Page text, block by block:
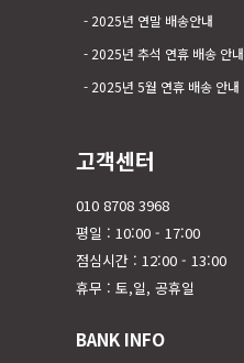
2025년 연말 배송안내
2025년 추석 연휴 배송 안내
2025년 5월 연휴 배송 안내
고객센터
010 8708 3968
평일 : 10:00 - 17:00
점심시간 : 12:00 - 13:00
휴무 : 토,일, 공휴일
BANK INFO